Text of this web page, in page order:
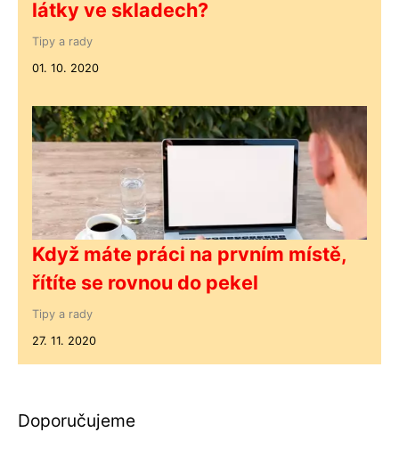
látky ve skladech?
Tipy a rady
01. 10. 2020
Když máte práci na prvním místě,
řítíte se rovnou do pekel
Tipy a rady
27. 11. 2020
Doporučujeme